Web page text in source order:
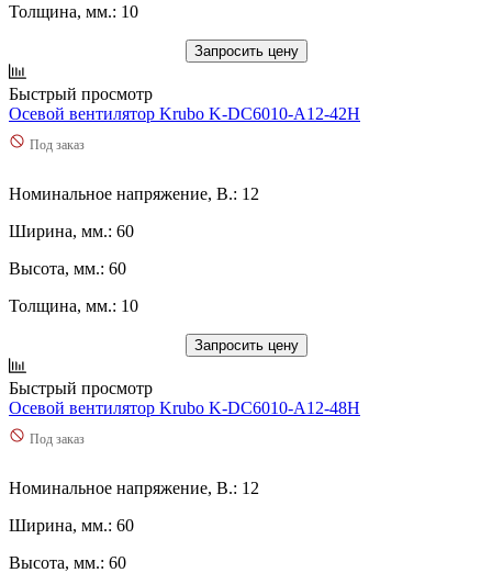
Толщина, мм.: 10
Запросить цену
Быстрый просмотр
Осевой вентилятор Krubo K-DC6010-A12-42H
Под заказ
Номинальное напряжение, В.: 12
Ширина, мм.: 60
Высота, мм.: 60
Толщина, мм.: 10
Запросить цену
Быстрый просмотр
Осевой вентилятор Krubo K-DC6010-A12-48H
Под заказ
Номинальное напряжение, В.: 12
Ширина, мм.: 60
Высота, мм.: 60